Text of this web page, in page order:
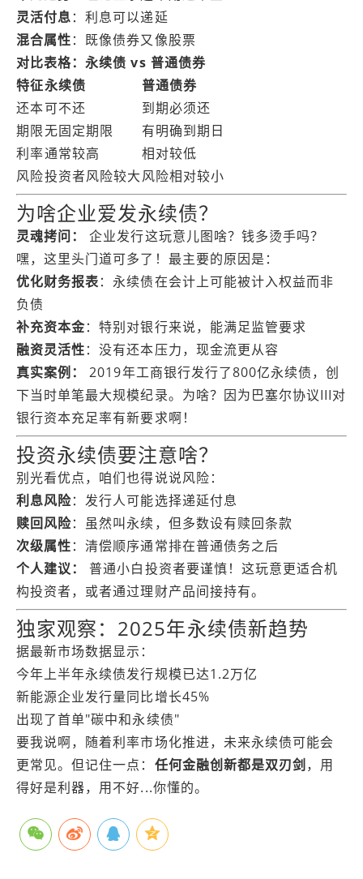
灵活付息：利息可以递延
混合属性：既像债券又像股票
对比表格：永续债 vs 普通债券
特征永续债
普通债券
还本可不还
到期必须还
期限无固定期限
有明确到期日
利率通常较高
相对较低
风险投资者风险较大风险相对较小
为啥企业爱发永续债？
灵魂拷问：
企业发行这玩意儿图啥？钱多烫手吗？
嘿，这里头门道可多了！最主要的原因是：
优化财务报表：永续债在会计上可能被计入权益而非
负债
补充资本金：特别对银行来说，能满足监管要求
融资灵活性：没有还本压力，现金流更从容
真实案例：
2019年工商银行发行了800亿永续债，创
下当时单笔最大规模纪录。为啥？因为巴塞尔协议III对
银行资本充足率有新要求啊！
投资永续债要注意啥？
别光看优点，咱们也得说说风险：
利息风险：发行人可能选择递延付息
赎回风险：虽然叫永续，但多数设有赎回条款
次级属性：清偿顺序通常排在普通债务之后
个人建议：
普通小白投资者要谨慎！这玩意更适合机
构投资者，或者通过理财产品间接持有。
独家观察：2025年永续债新趋势
据最新市场数据显示：
今年上半年永续债发行规模已达1.2万亿
新能源企业发行量同比增长45%
出现了首单"碳中和永续债"
要我说啊，随着利率市场化推进，未来永续债可能会
更常见。但记住一点： 任何金融创新都是双刃剑 ，用
得好是利器，用不好...你懂的。